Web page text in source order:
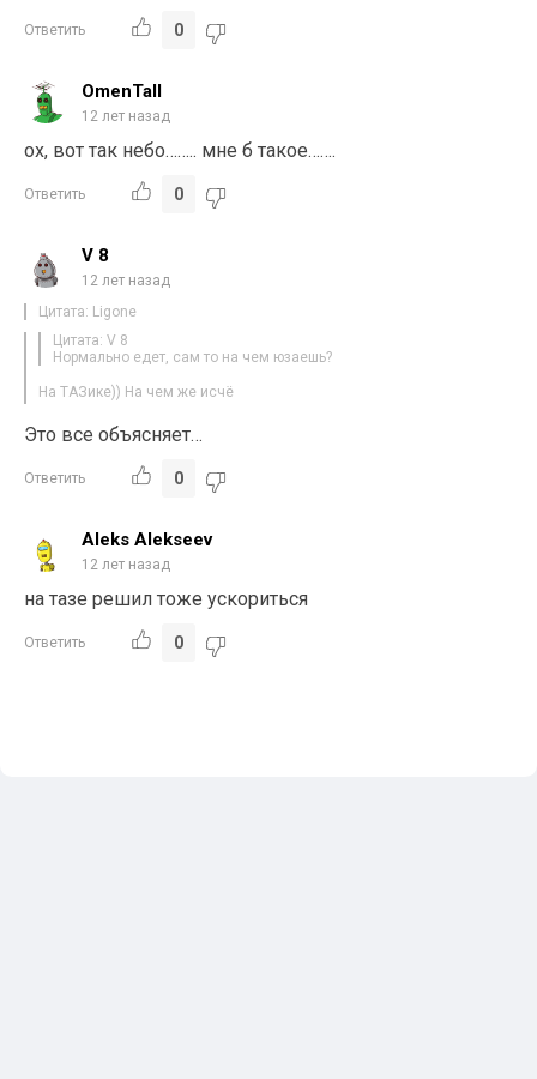
Ответить 0
OmenTall
12 лет назад
ох, вот так небо…….. мне б такое…….
Ответить 0
V 8
12 лет назад
Цитата: Ligone
Цитата: V 8
Нормально едет, сам то на чем юзаешь?
На ТАЗике)) На чем же исчё
Это все объясняет…
Ответить 0
Aleks Alekseev
12 лет назад
на тазе решил тоже ускориться
Ответить 0